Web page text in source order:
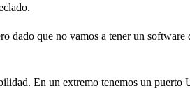
que no vamos a tener un
En un extremo tenemos un